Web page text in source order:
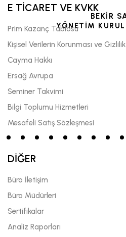
BEKİR
YÖNETİM
E TİCARET VE KVKK
Prim Kazanç Tablosu
Kişisel Verilerin Korunması ve Gizlilik
Cayma Hakkı
Ersağ Avrupa
Seminer Takvimi
Bilgi Toplumu Hizmetleri
Mesafeli Satış Sözleşmesi
DİĞER
Büro İletişim
Büro Müdürleri
Sertifikalar
Analiz Raporları